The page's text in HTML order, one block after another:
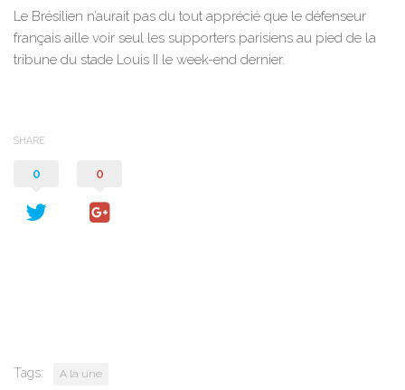
Le Brésilien n’aurait pas du tout apprécié que le défenseur
français aille voir seul les supporters parisiens au pied de la
tribune du stade Louis II le week-end dernier.
SHARE
0 0
Tags: A la une